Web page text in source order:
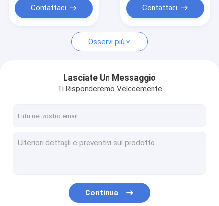
Contattaci
Moduli della macchina fotografica dell'OEM
Modulo globale della macchina fotografica dell'otturatore
Contattaci Contattaci
Osservi più
Lasciate Un Messaggio
Ti Risponderemo Velocemente
Continua